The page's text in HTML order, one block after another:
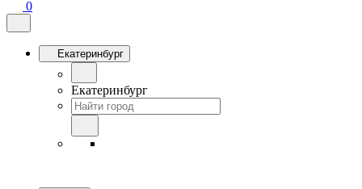
0
Екатеринбург
Екатеринбург